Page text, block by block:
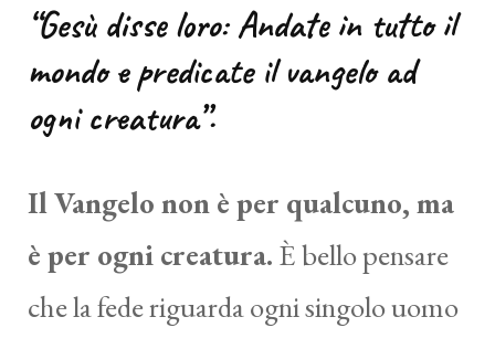
“Gesù disse loro: Andate in tutto il
mondo e predicate il vangelo ad
ogni creatura”.
Il Vangelo non è per qualcuno, ma
è per ogni creatura. È bello pensare
che la fede riguarda ogni singolo uomo